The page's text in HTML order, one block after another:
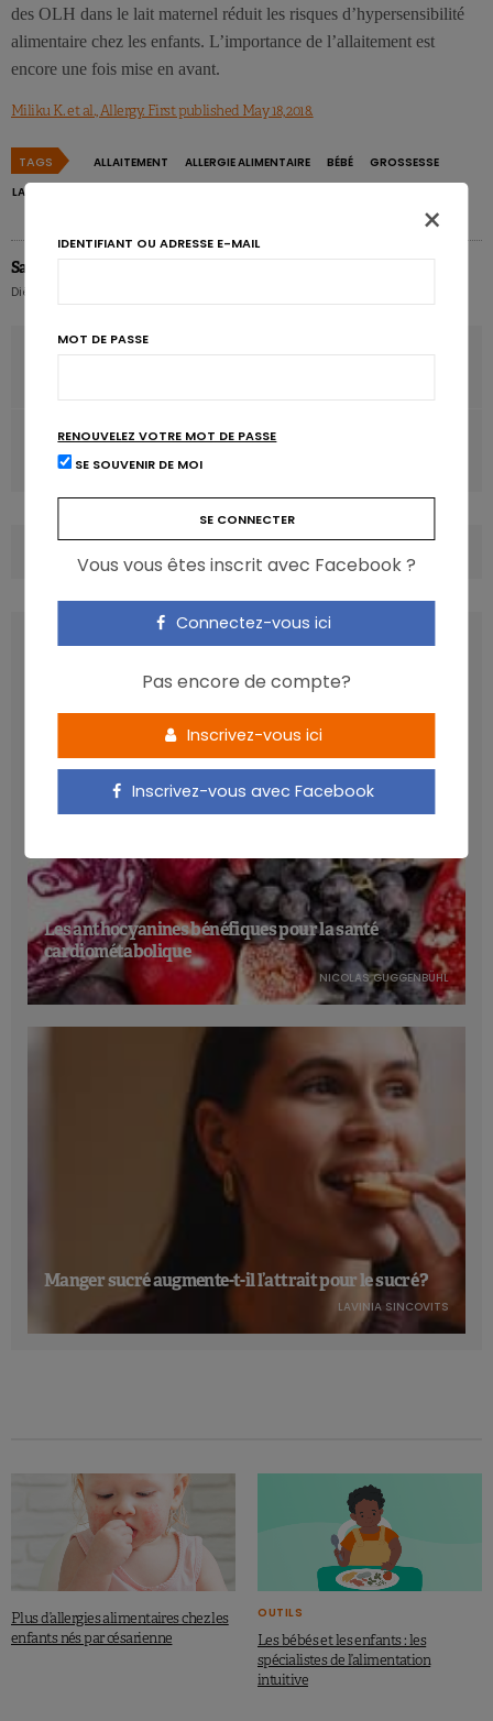
des OLH dans le lait maternel réduit les risques d’hypersensibilité
alimentaire chez les enfants. L’importance de l’allaitement est
encore une fois mise en avant.
Miliku K. et al., Allergy. First published May 18, 2018.
TAGS ALLAITEMENT ALLERGIE ALIMENTAIRE BÉBÉ
GROSSESSE
LACTATION
Sara Nasri
Diëtiste - Diététicienne
ARTICLE PRÉCÉDENT
ARTICLE SUIVANT
Cirrhose: des bénéfices du régime méditerranéen
Les anthocyanines bénéfiques pour la santé
cardiométabolique
NICOLAS GUGGENBÜHL
Manger sucré augmente-t-il l’attrait pour le sucré ?
LAVINIA SINCOVITS
Plus d’allergies alimentaires chez les
enfants nés par césarienne
OUTILS
Les bébés et les enfants : les
spécialistes de l’alimentation
intuitive
×
IDENTIFIANT OU ADRESSE E-MAIL
MOT DE PASSE
RENOUVELEZ VOTRE MOT DE PASSE
SE SOUVENIR DE MOI
Vous vous êtes inscrit avec Facebook ?
Connectez-vous ici
Pas encore de compte?
Inscrivez-vous ici
Inscrivez-vous avec Facebook